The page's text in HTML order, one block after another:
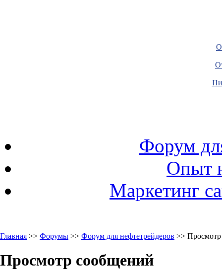
Форум
Опыт
Маркетинг
Главная >> Форумы >> Форум для нефтетрейдеров >>
Просмотр сообщений